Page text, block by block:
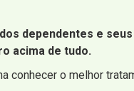
dependentes e
acima de tudo.
conhecer o melhor